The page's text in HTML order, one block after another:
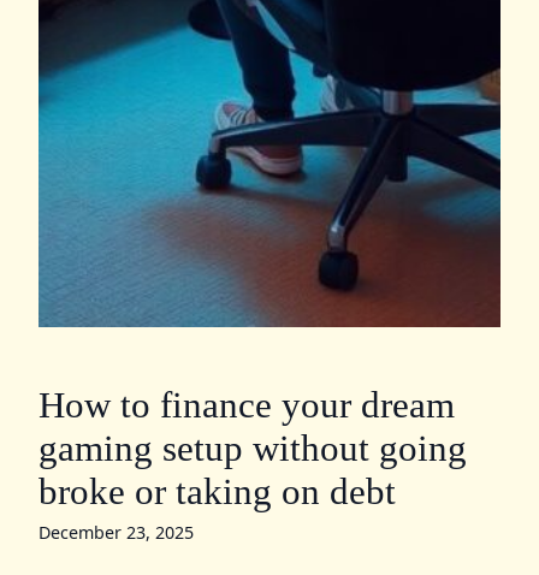
How to finance your dream
gaming setup without going
broke or taking on debt
December 23, 2025